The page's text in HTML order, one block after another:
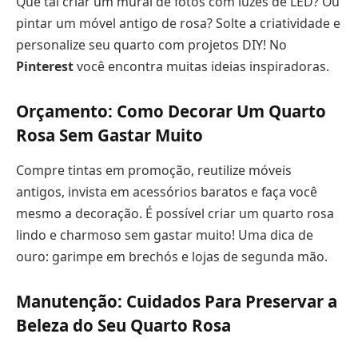
pintar um móvel antigo de rosa? Solte a criatividade e
personalize seu quarto com projetos DIY! No
Pinterestvocê encontra muitas ideias inspiradoras.
Orçamento: Como Decorar Um Quarto
Rosa Sem Gastar Muito
Compre tintas em promoção, reutilize móveis
antigos, invista em acessórios baratos e faça você
mesmo a decoração. É possível criar um quarto rosa
lindo e charmoso sem gastar muito! Uma dica de
ouro: garimpe em brechós e lojas de segunda mão.
Manutenção: Cuidados Para Preservar a
Beleza do Seu Quarto Rosa